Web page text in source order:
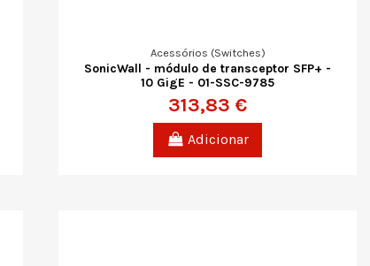
Acessórios (Switches)
SonicWall - módulo de transceptor SFP+ -
10 GigE - 01-SSC-9785
313,83 €
Adicionar